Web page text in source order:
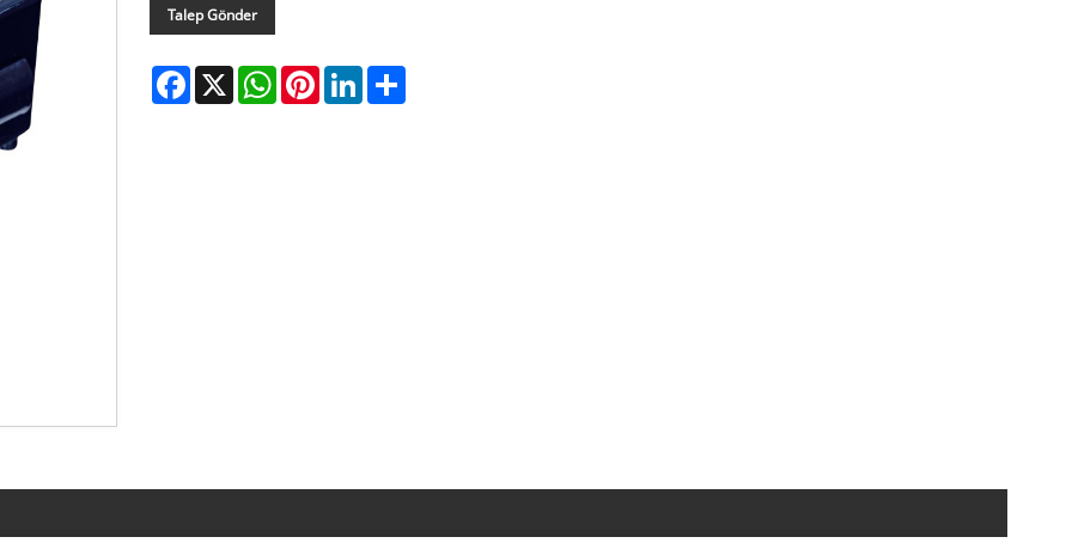
Talep Gönder
Facebook
X WhatsApp
PinterestLinkedIn